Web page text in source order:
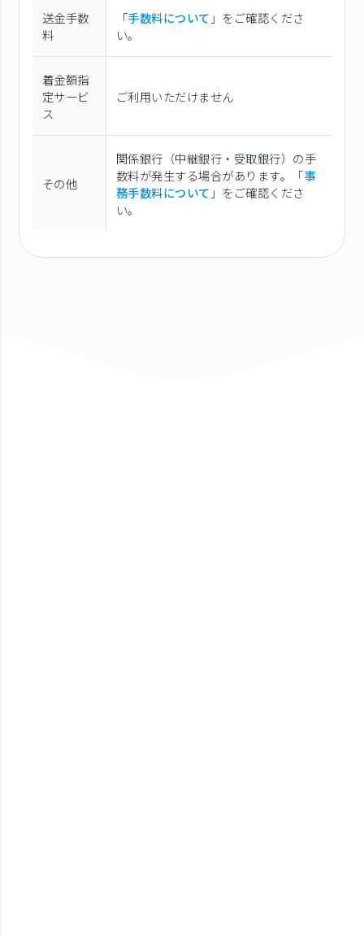
送金手数
料
「手数料について 」をご確認くださ
い。
着金額指
定サービ
ス
ご利用いただけません
その他
関係銀行（中継銀行・受取銀行）の手
数料が発生する場合があります。「事
務手数料について 」をご確認くださ
い。